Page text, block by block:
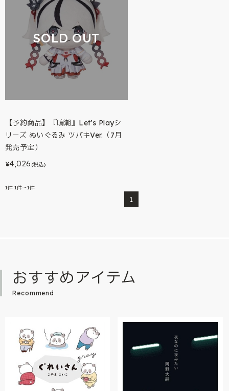
SOLD OUT
【予約商品】『鳴潮』Let’s Playシ
リーズ ぬいぐるみ ツバキVer.（7月
発売予定）
¥4,026 (税込)
1件 1件～1件
1
おすすめアイテム
Recommend